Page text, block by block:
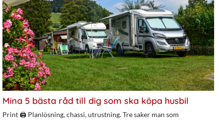
Mina 5 bästa råd till dig som ska köpa husbil
Print 🖨 Planlösning, chassi, utrustning. Tre saker man som